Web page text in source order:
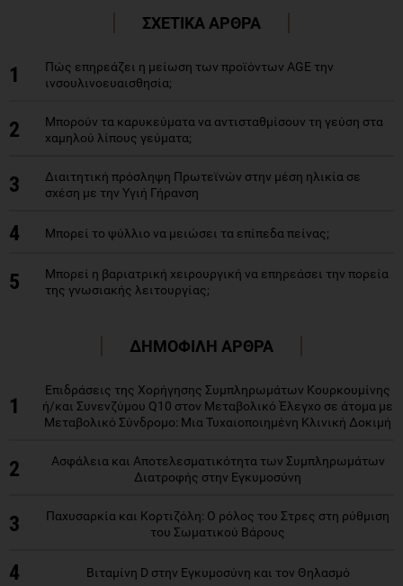
ΣΧΕΤΙΚΑ ΑΡΘΡΑ
1
Πώς επηρεάζει η μείωση των προϊόντων AGE την
ινσουλινοευαισθησία;
2
Μπορούν τα καρυκεύματα να αντισταθμίσουν τη γεύση στα
χαμηλού λίπους γεύματα;
3
Διαιτητική πρόσληψη Πρωτεϊνών στην μέση ηλικία σε
σχέση με την Υγιή Γήρανση
4 Μπορεί το ψύλλιο να μειώσει τα επίπεδα πείνας;
5
Μπορεί η βαριατρική χειρουργική να επηρεάσει την πορεία
της γνωσιακής λειτουργίας;
ΔΗΜΟΦΙΛΗ ΑΡΘΡΑ
1
Επιδράσεις της Χορήγησης Συμπληρωμάτων Κουρκουμίνης
ή/και Συνενζύμου Q10 στον Μεταβολικό Έλεγχο σε άτομα με
Μεταβολικό Σύνδρομο: Μια Τυχαιοποιημένη Κλινική Δοκιμή
2
Ασφάλεια και Αποτελεσματικότητα των Συμπληρωμάτων
Διατροφής στην Εγκυμοσύνη
3
Παχυσαρκία και Κορτιζόλη: Ο ρόλος του Στρες στη ρύθμιση
του Σωματικού Βάρους
4 Βιταμίνη D στην Εγκυμοσύνη και τον Θηλασμό